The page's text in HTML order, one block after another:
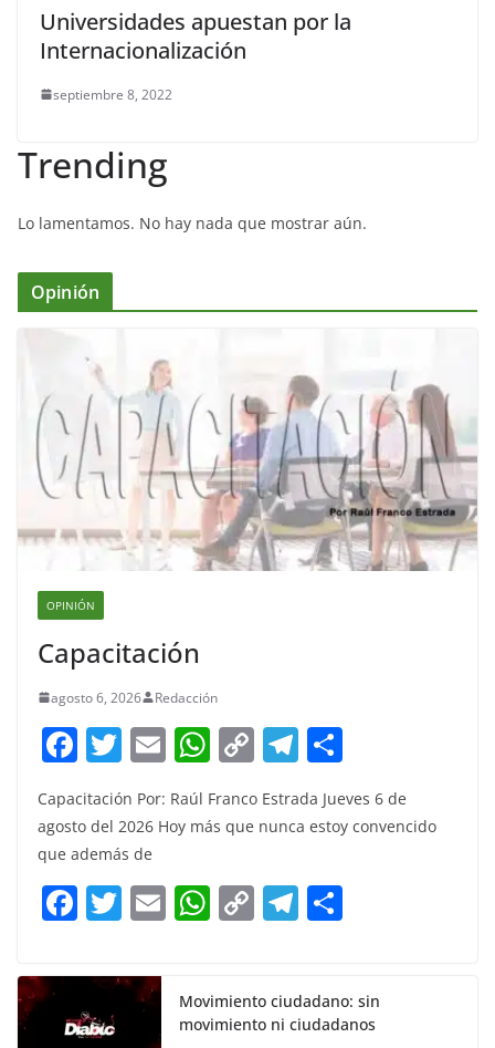
Universidades apuestan por la
Internacionalización
septiembre 8, 2022
Trending
Lo lamentamos. No hay nada que mostrar aún.
Opinión
OPINIÓN
Capacitación
agosto 6, 2026 Redacción
F
a
c
e
b
o
k
T
itt
er
E
m
ai
W
at
A
p
C
p
Li
n
T
el
e
a
m
ar
e
Capacitación Por: Raúl Franco Estrada Jueves 6 de
agosto del 2026 Hoy más que nunca estoy convencido
que además de
F
c
e
T
itt
er
E W
s
C
y
T
gr e
Movimiento ciudadano: sin
movimiento ni ciudadanos